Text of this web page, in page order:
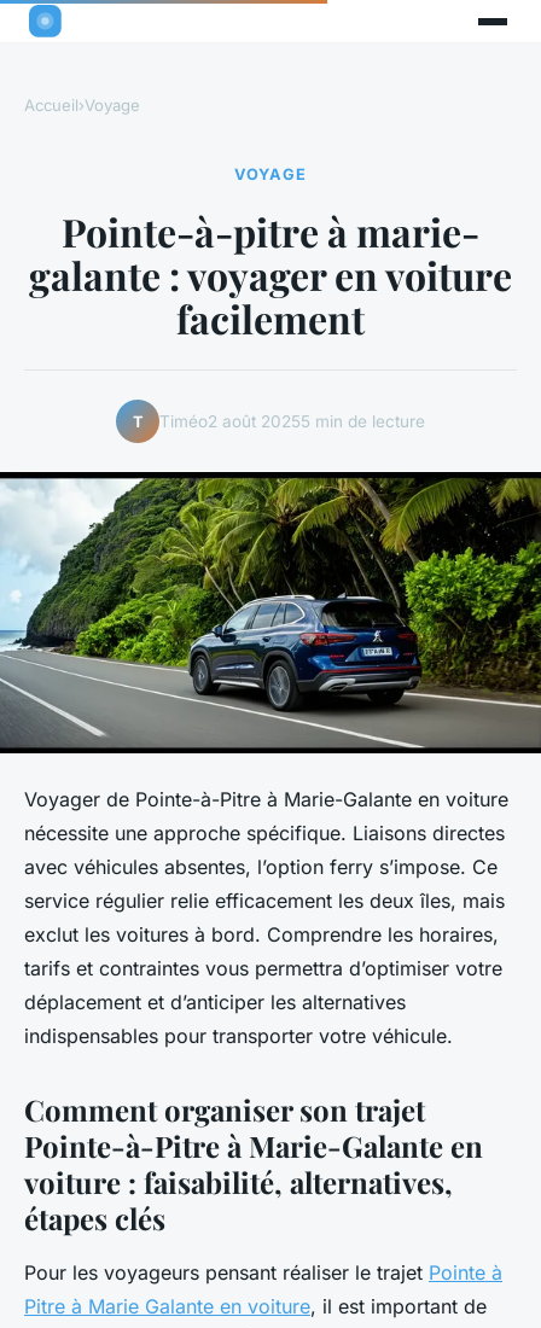
Accueil›Voyage
VOYAGE
Pointe-à-pitre à marie-
galante : voyager en voiture
facilement
T Timéo2 août 20255 min de lecture
Voyager de Pointe-à-Pitre à Marie-Galante en voiture
nécessite une approche spécifique. Liaisons directes
avec véhicules absentes, l’option ferry s’impose. Ce
service régulier relie efficacement les deux îles, mais
exclut les voitures à bord. Comprendre les horaires,
tarifs et contraintes vous permettra d’optimiser votre
déplacement et d’anticiper les alternatives
indispensables pour transporter votre véhicule.
Comment organiser son trajet
Pointe-à-Pitre à Marie-Galante en
voiture : faisabilité, alternatives,
étapes clés
Pour les voyageurs pensant réaliser le trajet Pointe à
Pitre à Marie Galante en voiture, il est important de